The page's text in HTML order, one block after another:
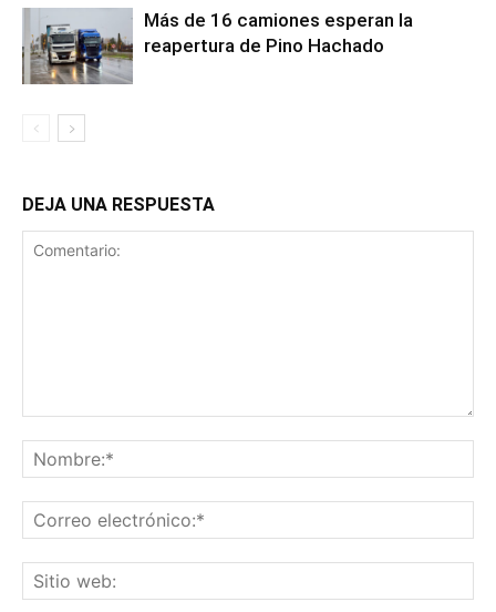
Más de 16 camiones esperan la
reapertura de Pino Hachado
DEJA UNA RESPUESTA